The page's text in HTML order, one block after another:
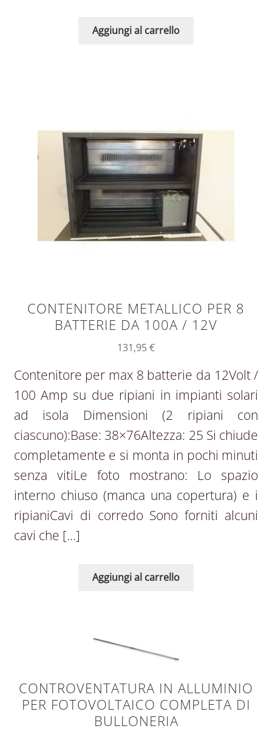
Aggiungi al carrello
CONTENITORE METALLICO PER 8
BATTERIE DA 100A / 12V
131,95€
Contenitore per max 8 batterie da 12Volt /
100 Amp su due ripiani in impianti solari
ad isola Dimensioni (2 ripiani con
ciascuno):Base: 38×76Altezza: 25 Si chiude
completamente e si monta in pochi minuti
senza vitiLe foto mostrano: Lo spazio
interno chiuso (manca una copertura) e i
ripianiCavi di corredo Sono forniti alcuni
cavi che […]
Aggiungi al carrello
CONTROVENTATURA IN ALLUMINIO
PER FOTOVOLTAICO COMPLETA DI
BULLONERIA